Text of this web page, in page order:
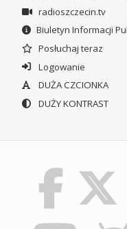
radioszczecin.tv
Biuletyn Informacji
Posłuchaj teraz
Logowanie
DUŻA CZCIONKA
DUŻY KONTRAST